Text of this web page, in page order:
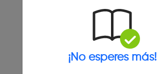
¡No esperes más!